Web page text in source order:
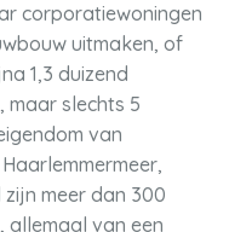
corporatiewoningen
uitmaken, of
1,3 duizend
maar slechts 5
van
meer dan 300
allemaal van een